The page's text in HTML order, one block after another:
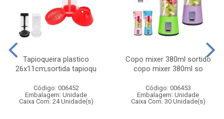
Tapioqueira plastico
26x11cm,sortida tapioqu
Código: 006452
Embalagem: Unidade
Caixa Com: 24 Unidade(s)
Copo mixer 380ml sortido
copo mixer 380ml so
Código: 006453
Embalagem: Unidade
Caixa Com: 30 Unidade(s)